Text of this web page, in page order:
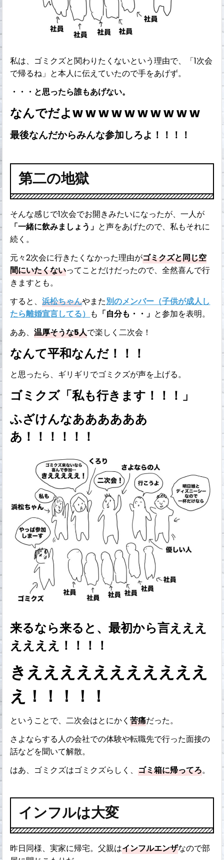
私は、ゴミクズと関わりたくないという理由で、「1次会
で帰るね」と本人に伝えていたので手をあげず。
・・・と思ったら誰もあげない。
なんでだよw w w w w w w w w w
最後なんだからみんな参加しろよ！！！！
第二の地獄
そんな感じで1次会でお開きみたいになったが、一人が
「一緒に飲みましょう」 と声をあげたので、私もそれに
続く。
元々2次会に行きたくなかった理由がゴミクズと同じ空
間にいたくないってことだけだったので、全然喜んで行
きますとも。
すると、浜松ちゃんやまた別のメンバー（子供が成人し
たら離婚宣言してる） も 「自分も・・」 と参加を表明。
ああ、温厚そうな5人で楽しく二次会！
なんて平和なんだ！！！
と思ったら、ギリギリでゴミクズが声を上げる。
ゴミクズ「私も行きます！！！」
ふざけんなああああああ
あ！！！！！！
来るなら来ると、最初から言えええ
ええええ！！！！
きえええええええええええ
え！！！！！
ということで、二次会はとにかく苦痛だった。
さよならする人の会社での体験や転職先で行った面接の
話などを聞いて解散。
はあ、ゴミクズはゴミクズらしく、ゴミ箱に帰ってろ。
インフルは大変
昨日同様、実家に帰宅。父親はインフルエンザなので部